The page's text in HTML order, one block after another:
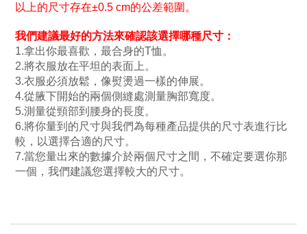
以上的尺寸存在±0.5 cm的公差範圍。
我們建議最好的方法來確認該選擇哪種尺寸：
1.拿出你最喜歡 ， 最合身的T恤。
2.將衣服放在平坦的表面上。
3.衣服必須放鬆，像熨燙過一樣的伸展。
4.從腋下開始的兩個側縫處測量胸部寬度。
5.測量從頸部到腰身的長度。
6.將你量到的尺寸與我們為每種產品提供的尺寸表進行比
較，以選擇合適的尺寸。
7.當您量出來的數據介於兩個尺寸之間 ， 不確定要選你那
一個，我們建議您選擇較大的尺寸。